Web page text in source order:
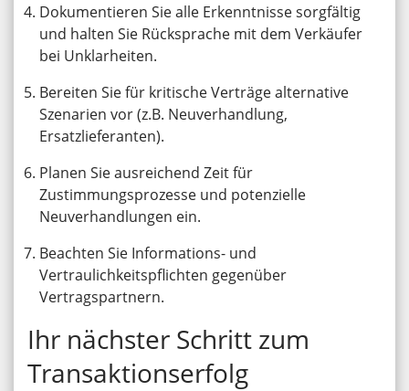
Dokumentieren Sie alle Erkenntnisse sorgfältig
und halten Sie Rücksprache mit dem Verkäufer
bei Unklarheiten.
Bereiten Sie für kritische Verträge alternative
Szenarien vor (z.B. Neuverhandlung,
Ersatzlieferanten).
Planen Sie ausreichend Zeit für
Zustimmungsprozesse und potenzielle
Neuverhandlungen ein.
Beachten Sie Informations- und
Vertraulichkeitspflichten gegenüber
Vertragspartnern.
Ihr nächster Schritt zum
Transaktionserfolg